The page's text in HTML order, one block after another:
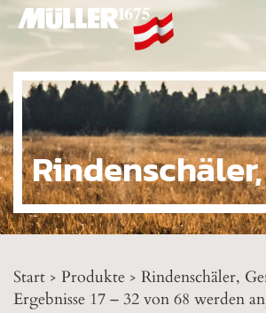
Start > Produkte > Rindenschäler,
Ergebnisse 17 – 32 von 68 werden